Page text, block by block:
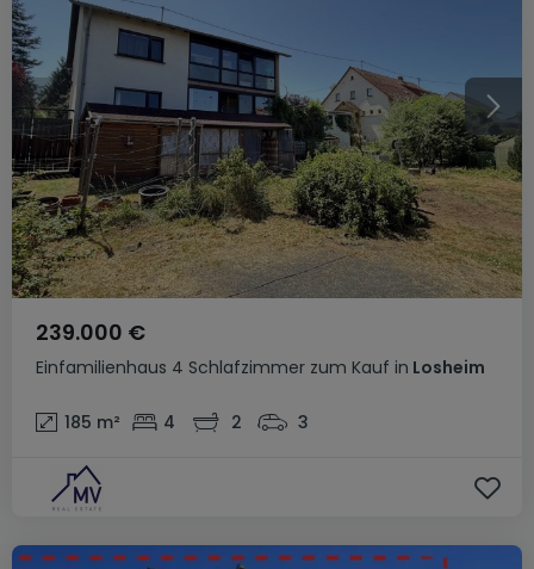
Einfamilienhaus 4 Schlafzimmer zum Kauf in Losheim
239.000 €
185 m² 4 2 3